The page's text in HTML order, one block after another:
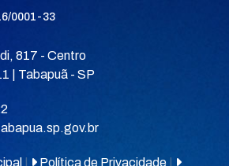
0001-33
817 - Centro
| Tabapuã - SP
Política de Privacidade